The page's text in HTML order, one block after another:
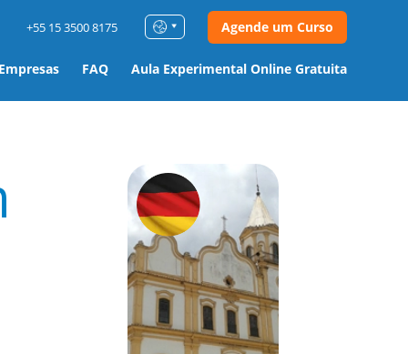
FAQ Aula Experimental Online Gratuita
+55 15 3500 8175 Agende um Curso